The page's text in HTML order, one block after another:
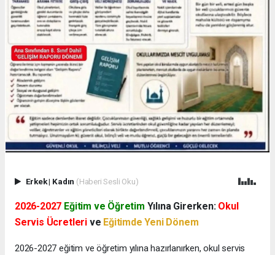
Erkek| Kadın (Haberi Sesli Oku)
2026-2027 Eğitim ve Öğretim Yılına Girerken: Okul
Servis Ücretleri ve Eğitimde Yeni Dönem
2026-2027 eğitim ve öğretim yılına hazırlanırken, okul servis